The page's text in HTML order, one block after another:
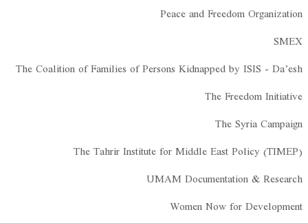
Peace and Freedom Organization
SMEX
The Coalition of Families of Persons Kidnapped by ISIS - Da’esh
The Freedom Initiative
The Syria Campaign
The Tahrir Institute for Middle East Policy (TIMEP)
UMAM Documentation & Research
Women Now for Development